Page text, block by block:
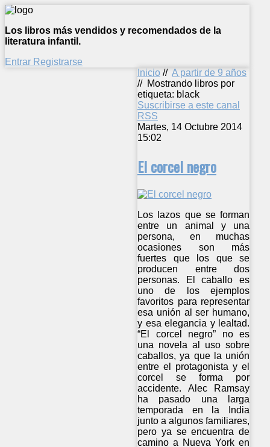
Los libros más vendidos y recomendados de la
literatura infantil.
Entrar Registrarse
Inicio // A partir de 9 años
// Mostrando libros por
etiqueta: black
Suscribirse a este canal
RSS
Martes, 14 Octubre 2014
15:02
El corcel negro
Los lazos que se forman
entre un animal y una
persona, en muchas
ocasiones son más
fuertes que los que se
producen entre dos
personas. El caballo es
uno de los ejemplos
favoritos para representar
esa unión al ser humano,
y esa elegancia y lealtad.
“El corcel negro” no es
una novela al uso sobre
caballos, ya que la unión
entre el protagonista y el
corcel se forma por
accidente. Alec Ramsay
ha pasado una larga
temporada en la India
junto a algunos familiares,
pero ya se encuentra de
camino a Nueva York en